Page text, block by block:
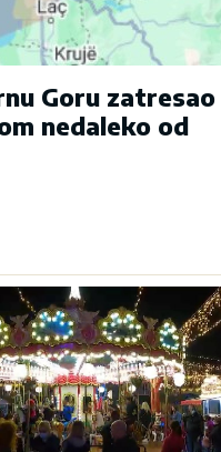
Goru zatresao
nedaleko od